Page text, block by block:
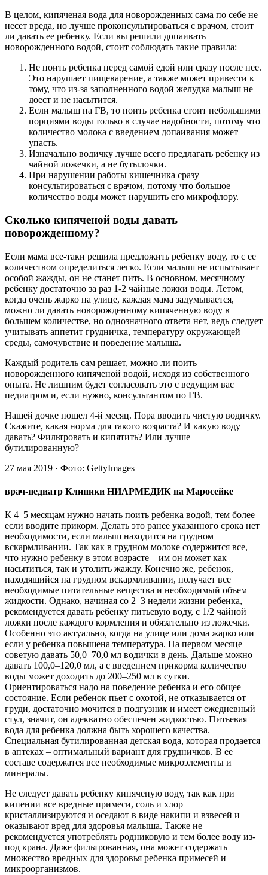
В целом, кипяченая вода для новорожденных сама по себе не
несет вреда, но лучше проконсультироваться с врачом, стоит
ли давать ее ребенку. Если вы решили допаивать
новорожденного водой, стоит соблюдать такие правила:
Не поить ребенка перед самой едой или сразу после нее.
Это нарушает пищеварение, а также может привести к
тому, что из-за заполненного водой желудка малыш не
доест и не насытится.
Если малыш на ГВ, то поить ребенка стоит небольшими
порциями воды только в случае надобности, потому что
количество молока с введением допаивания может
упасть.
Изначально водичку лучше всего предлагать ребенку из
чайной ложечки, а не бутылочки.
При нарушении работы кишечника сразу
консультироваться с врачом, потому что большое
количество воды может нарушить его микрофлору.
Сколько кипяченой воды давать
новорожденному?
Если мама все-таки решила предложить ребенку воду, то с ее
количеством определиться легко. Если малыш не испытывает
особой жажды, он не станет пить. В основном, месячному
ребенку достаточно за раз 1-2 чайные ложки воды. Летом,
когда очень жарко на улице, каждая мама задумывается,
можно ли давать новорожденному кипяченную воду в
большем количестве, но однозначного ответа нет, ведь следует
учитывать аппетит грудничка, температуру окружающей
среды, самочувствие и поведение малыша.
Каждый родитель сам решает, можно ли поить
новорожденного кипяченой водой, исходя из собственного
опыта. Не лишним будет согласовать это с ведущим вас
педиатром и, если нужно, консультантом по ГВ.
Нашей дочке пошел 4-й месяц. Пора вводить чистую водичку.
Скажите, какая норма для такого возраста? И какую воду
давать? Фильтровать и кипятить? Или лучше
бутилированную?
27 мая 2019 · Фото: GettyImages
врач-педиатр Клиники НИАРМЕДИК на Маросейке
К 4–5 месяцам нужно начать поить ребенка водой, тем более
если вводите прикорм. Делать это ранее указанного срока нет
необходимости, если малыш находится на грудном
вскармливании. Так как в грудном молоке содержится все,
что нужно ребенку в этом возрасте – им он может как
насытиться, так и утолить жажду. Конечно же, ребенок,
находящийся на грудном вскармливании, получает все
необходимые питательные вещества и необходимый объем
жидкости. Однако, начиная со 2–3 недели жизни ребенка,
рекомендуется давать ребенку питьевую воду, с 1/2 чайной
ложки после каждого кормления и обязательно из ложечки.
Особенно это актуально, когда на улице или дома жарко или
если у ребенка повышена температура. На первом месяце
советую давать 50,0–70,0 мл водички в день. Дальше можно
давать 100,0–120,0 мл, а с введением прикорма количество
воды может доходить до 200–250 мл в сутки.
Ориентироваться надо на поведение ребенка и его общее
состояние. Если ребенок пьет с охотой, не отказывается от
груди, достаточно мочится в подгузник и имеет ежедневный
стул, значит, он адекватно обеспечен жидкостью. Питьевая
вода для ребенка должна быть хорошего качества.
Специальная бутилированная детская вода, которая продается
в аптеках – оптимальный вариант для грудничков. В ее
составе содержатся все необходимые микроэлементы и
минералы.
Не следует давать ребенку кипяченую воду, так как при
кипении все вредные примеси, соль и хлор
кристаллизируются и оседают в виде накипи и взвесей и
оказывают вред для здоровья малыша. Также не
рекомендуется употреблять родниковую и тем более воду из-
под крана. Даже фильтрованная, она может содержать
множество вредных для здоровья ребенка примесей и
микроорганизмов.